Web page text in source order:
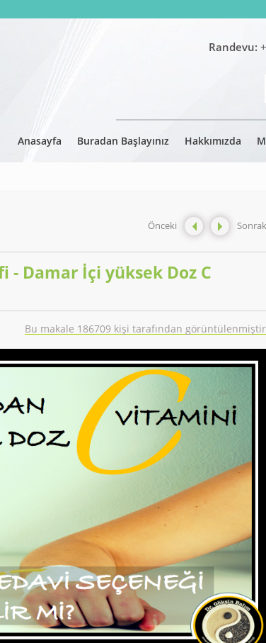
Randevu:
Anasayfa Buradan Başlayınız Hakkımızda
Önceki
Damar İçi yüksek Doz C
Bu makale 186709 kişi tarafından